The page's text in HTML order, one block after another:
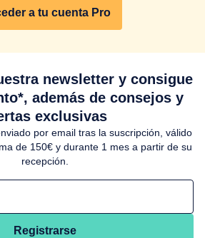
a tu cuenta Pro
newsletter y consigue
además de consejos y
exclusivas
por email tras la suscripción, válido
de 150€ y durante 1 mes a partir de su
recepción.
Registrarse